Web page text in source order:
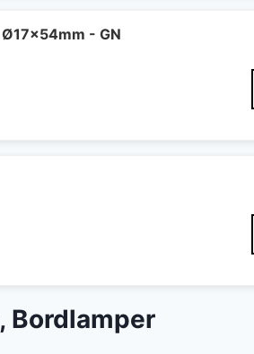
- GN
Bordlamper